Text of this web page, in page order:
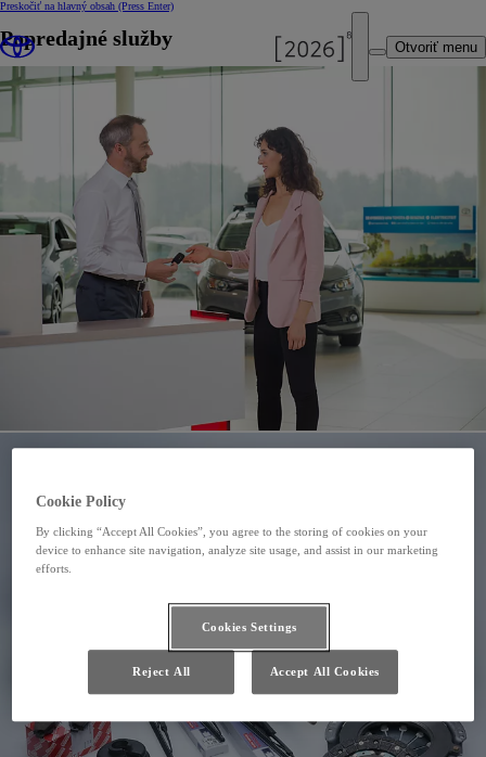
Preskočiť na hlavný obsah (Press Enter)
Otvoriť menu
Popredajné služby
Cookie Policy
By clicking “Accept All Cookies”, you agree to the storing of cookies on your
device to enhance site navigation, analyze site usage, and assist in our marketing
efforts.
Cookies Settings
Reject All Accept All Cookies